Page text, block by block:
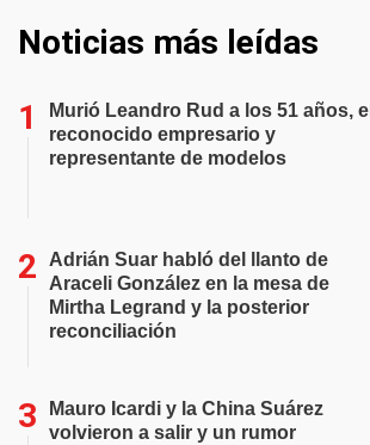
Noticias más leídas
Murió Leandro Rud a los 51 años, el
reconocido empresario y
representante de modelos
Adrián Suar habló del llanto de
Araceli González en la mesa de
Mirtha Legrand y la posterior
reconciliación
Mauro Icardi y la China Suárez
volvieron a salir y un rumor